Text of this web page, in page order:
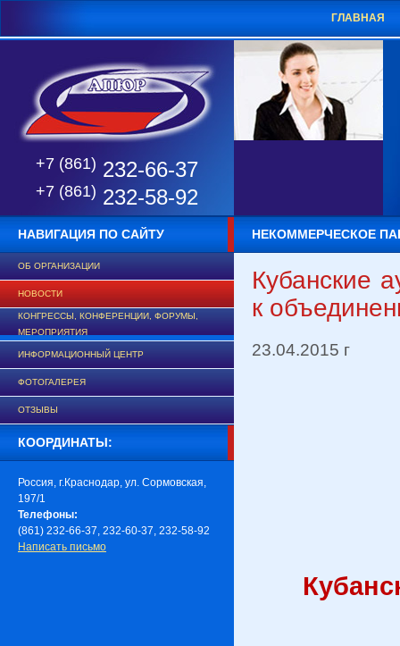
ГЛАВНАЯ
+7 (861) 232-66-37
+7 (861) 232-58-92
НАВИГАЦИЯ ПО САЙТУ
ОБ ОРГАНИЗАЦИИ
НОВОСТИ
КОНГРЕССЫ, КОНФЕРЕНЦИИ, ФОРУМЫ,
МЕРОПРИЯТИЯ
ИНФОРМАЦИОННЫЙ ЦЕНТР
ФОТОГАЛЕРЕЯ
ОТЗЫВЫ
КООРДИНАТЫ:
Россия, г.Краснодар, ул. Сормовская,
197/1
Телефоны:
(861) 232-66-37, 232-60-37, 232-58-92
Написать письмо
НЕКОММЕРЧЕСКОЕ
Кубанские
к
23.04.2015 г